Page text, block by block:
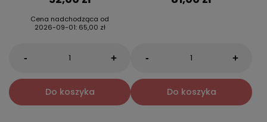
Cena nadchodząca od
2026-09-01: 65,00 zł
- +
Do koszyka
- +
Do koszyka